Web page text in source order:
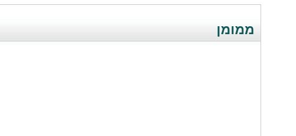
ממומן